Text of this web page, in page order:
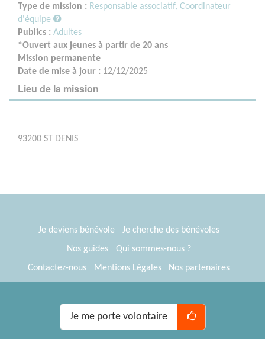
Type de mission : Responsable associatif, Coordinateur
d'équipe
Publics : Adultes
*Ouvert aux jeunes à partir de 20 ans
Mission permanente
Date de mise à jour : 12/12/2025
Lieu de la mission
93200 ST DENIS
Je me porte volontaire
Je deviens bénévole
Je cherche des bénévoles
Nos guides
Qui sommes-nous ?
Contactez-nous
Mentions Légales
Nos partenaires
® Tous Bénévoles 2012-2026
Webkast